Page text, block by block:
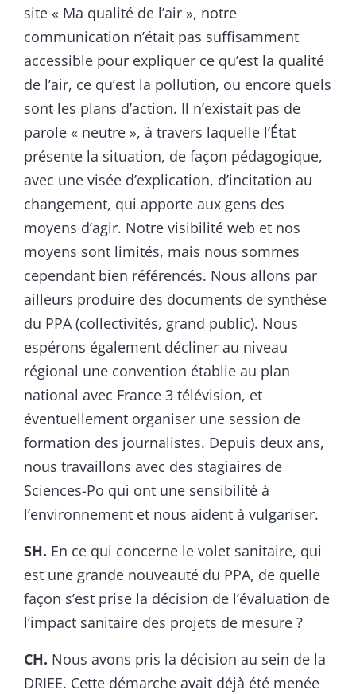
site « Ma qualité de l’air », notre
communication n’était pas suffisamment
accessible pour expliquer ce qu’est la qualité
de l’air, ce qu’est la pollution, ou encore quels
sont les plans d’action. Il n’existait pas de
parole « neutre », à travers laquelle l’État
présente la situation, de façon pédagogique,
avec une visée d’explication, d’incitation au
changement, qui apporte aux gens des
moyens d’agir. Notre visibilité web et nos
moyens sont limités, mais nous sommes
cependant bien référencés. Nous allons par
ailleurs produire des documents de synthèse
du PPA (collectivités, grand public). Nous
espérons également décliner au niveau
régional une convention établie au plan
national avec France 3 télévision, et
éventuellement organiser une session de
formation des journalistes. Depuis deux ans,
nous travaillons avec des stagiaires de
Sciences-Po qui ont une sensibilité à
l’environnement et nous aident à vulgariser.
SH. En ce qui concerne le volet sanitaire, qui
est une grande nouveauté du PPA, de quelle
façon s’est prise la décision de l’évaluation de
l’impact sanitaire des projets de mesure ?
CH. Nous avons pris la décision au sein de la
DRIEE. Cette démarche avait déjà été menée